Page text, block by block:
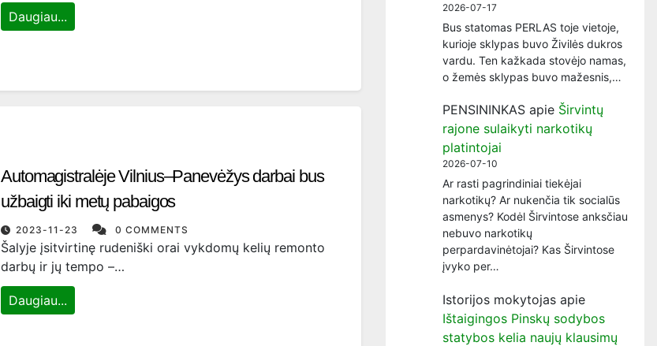
Daugiau...
Automagistralėje Vilnius–Panevėžys darbai bus
užbaigti iki metų pabaigos
2023-11-23 0 COMMENTS
Šalyje įsitvirtinę rudeniški orai vykdomų kelių remonto
darbų ir jų tempo –…
Daugiau...
2026-07-17
Bus statomas PERLAS toje vietoje,
kurioje sklypas buvo Živilės dukros
vardu. Ten kažkada stovėjo namas,
o žemės sklypas buvo mažesnis,…
PENSININKAS apie Širvintų
rajone sulaikyti narkotikų
platintojai
2026-07-10
Ar rasti pagrindiniai tiekėjai
narkotikų? Ar nukenčia tik socialūs
asmenys? Kodėl Širvintose anksčiau
nebuvo narkotikų
perpardavinėtojai? Kas Širvintose
įvyko per…
Istorijos mokytojas apie
Ištaigingos Pinskų sodybos
statybos kelia naujų klausimų